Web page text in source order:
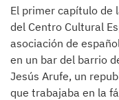
El primer capítulo de
del Centro Cultural
asociación de
en un bar del barrio
Jesús Arufe, un
que trabajaba en la